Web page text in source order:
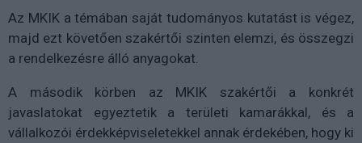
Az MKIK a témában saját tudományos kutatást is végez,
majd ezt követően szakértői szinten elemzi, és összegzi
a rendelkezésre álló anyagokat.
A második körben az MKIK szakértői a konkrét
javaslatokat egyeztetik a területi kamarákkal, és a
vállalkozói érdekképviseletekkel annak érdekében, hogy ki